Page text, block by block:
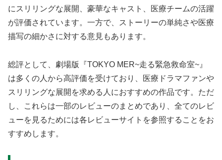
にスリリングな展開、豪華なキャスト、医療チームの活躍
が評価されています。一方で、ストーリーの単純さや医療
描写の細かさに対する意見もあります。
総評として、劇場版『TOKYO MER~走る緊急救命室~』
は多くの人から高評価を受けており、医療ドラマファンや
スリリングな展開を求める人におすすめの作品です。ただ
し、これらは一部のレビューのまとめであり、全てのレビ
ューを見るためには各レビューサイトを参照することをお
すすめします。